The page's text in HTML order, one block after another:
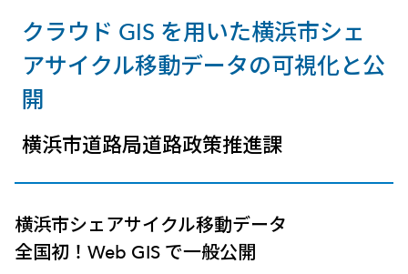
クラウド GIS を用いた横浜市シェ
アサイクル移動データの可視化と公
開
横浜市道路局道路政策推進課
横浜市シェアサイクル移動データ
全国初！Web GIS で一般公開